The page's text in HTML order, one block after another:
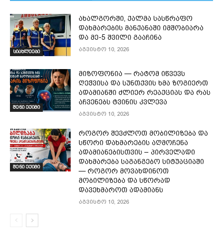
სიახლეები
ახალგორში, ქალმა სასწრაფო
დახმარების მანქანაში იმშობიარა
და მე-5 შვილი გააჩინა
აგვისტო 10, 2026
შენი ექიმი
მიზოფონია — რატომ იწვევს
ღეჭვისა და სუნთქვის ხმა ზოგიერთ
ადამიანში ძლიერ რეაქციას და რას
აჩვენებს ტვინის კვლევა
აგვისტო 10, 2026
შენი ექიმი
როგორ შევძლოთ მობილიზება და
სწორი დახმარების აღმოჩენა
ადამიანებისთვის – პირველადი
დახმარება საგანგებო სიტუაციაში
— როგორ მოვახდინოთ
მობილიზება და სწორად
დავეხმაროთ ადამიანს
აგვისტო 10, 2026